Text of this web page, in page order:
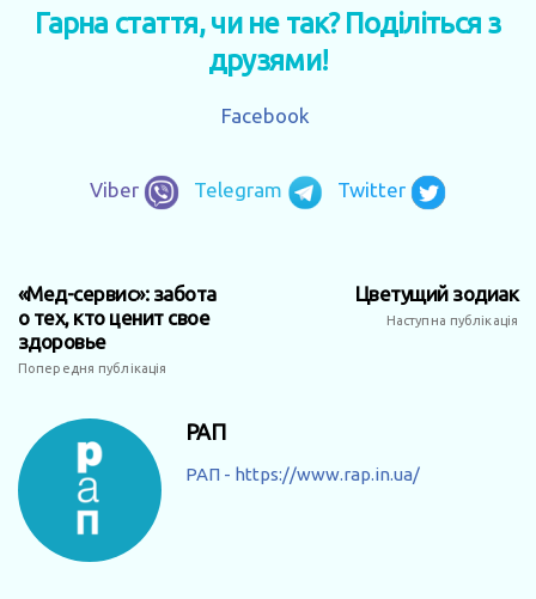
Гарна стаття, чи не так? Поділіться з
друзями!
Facebook
Viber Telegram Twitter
«Мед-сервис»: забота
о тех, кто ценит свое
здоровье
Попередня публікація
Цветущий зодиак
Наступна публікація
РАП
РАП - https://www.rap.in.ua/